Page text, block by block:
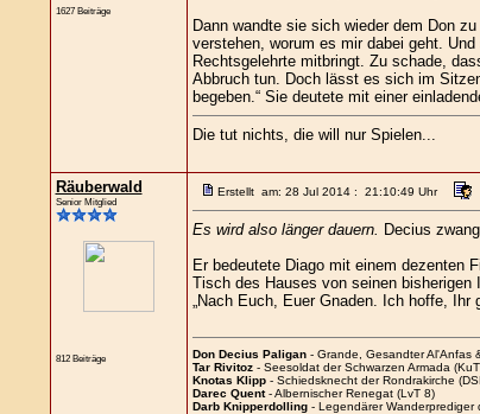
1627 Beiträge
Dann wandte sie sich wieder dem Don
verstehen, worum es mir dabei geht.
Rechtsgelehrte mitbringt. Zu schade,
Abbruch tun. Doch lässt es sich im
begeben.“ Sie deutete mit einer
Die tut nichts, die will nur Spielen...
Räuberwald
Senior Mitglied
812 Beiträge
Erstellt am: 28 Jul 2014 : 21:10:49 Uhr
Es wird also länger dauern. Decius
Er bedeutete Diago mit einem dezenten
Tisch des Hauses von seinen
„Nach Euch, Euer Gnaden. Ich hoffe,
Don Decius Paligan- Grande, Gesandter Al'Anfas
Tar Rivitoz- Seesoldat der Schwarzen Armada
Knotas Klipp- Schiedsknecht der Rondrakirche
Darec Quent- Albernischer Renegat (LvT 8)
Darb Knipperdolling- Legendärer Wanderprediger